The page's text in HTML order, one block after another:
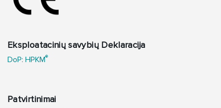
Eksploatacinių savybių Deklaracija
DoP: HPKM®
Patvirtinimai